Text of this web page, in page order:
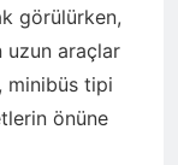
görülürken,
uzun araçlar
minibüs tipi
önüne